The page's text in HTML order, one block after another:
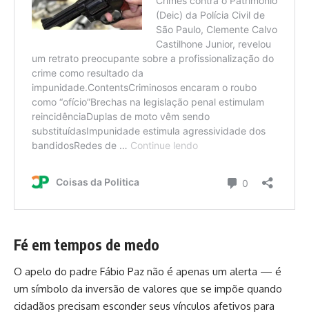
Fé em tempos de medo
O apelo do padre Fábio Paz não é apenas um alerta — é
um símbolo da inversão de valores que se impõe quando
cidadãos precisam esconder seus vínculos afetivos para